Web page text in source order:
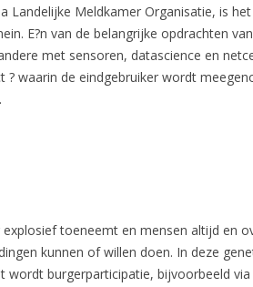
Landelijke Meldkamer Organisatie, is
E?n van de belangrijke opdrachten
met sensoren, datascience en
waarin de eindgebruiker wordt
toeneemt en mensen altijd en
kunnen of willen doen. In deze
wordt burgerparticipatie, bijvoorbeeld via